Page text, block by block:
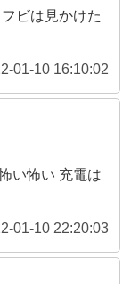
ビは見かけた
01-10 16:10:02
い怖い 充電は
01-10 22:20:03